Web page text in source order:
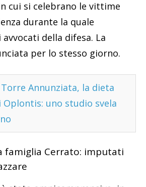
cui si celebrano le vittime
durante la quale
della difesa. La
per lo stesso giorno.
Torre Annunziata, la dieta
uno studio svela
famiglia Cerrato: imputati